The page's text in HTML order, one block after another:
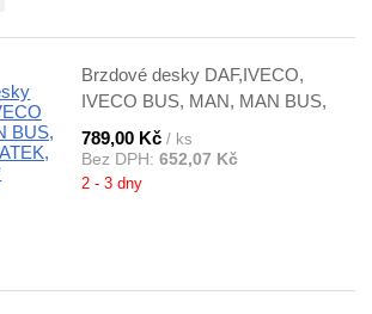
Brzdové desky DAF,IVECO,
IVECO BUS, MAN, MAN BUS,
RENAULT, JURATEK,
JCP1279*
789,00 Kč / ks
Bez DPH: 652,07 Kč
2 - 3 dny